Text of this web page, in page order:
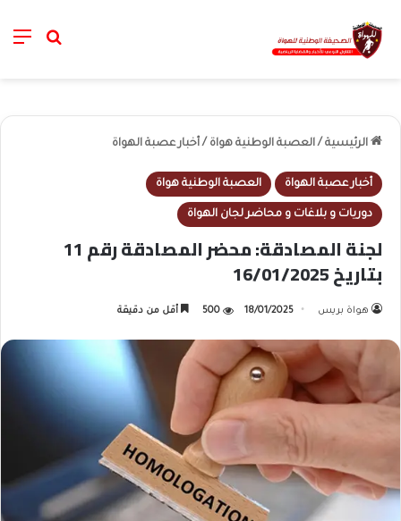
خانة
الرئيسية / العصبة الوطنية هواة / أخبار عصبة الهواة
أخبار عصبة الهواة العصبة الوطنية هواة
دوريات و بلاغات و محاضر لجان الهواة
لجنة المصادقة: محضر المصادقة رقم 11
بتاريخ 16/01/2025
هواة بريس 18/01/2025
500 أقل من دقيقة